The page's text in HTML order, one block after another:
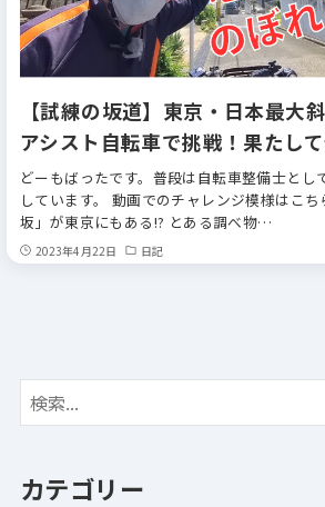
【試練の坂道】東京・日本最大
アシスト自転車で挑戦！果たし
どーもばったです。普段は自転車整備士とし
しています。 動画でのチャレンジ模様はこ
坂」が東京にもある!? とある調べ物…
2023年4月22日 日記
カテゴリー